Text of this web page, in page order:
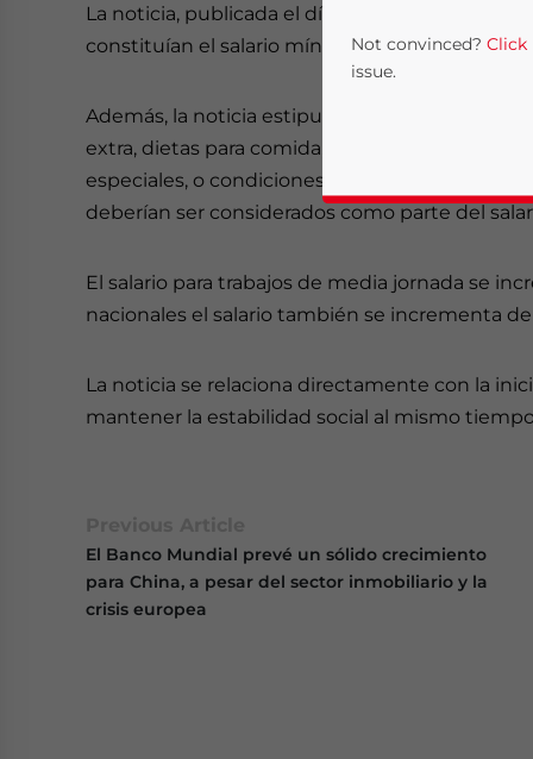
La noticia, publicada el día 4 de este mes,
constituían el salario mínimo en la ciudad, y el
Además, la noticia estipula que las tarifas por
extra, dietas para comida, transporte y
especiales, o condiciones tales como turnos
deberían ser considerados como parte del
El salario para trabajos de media jornada se
nacionales el salario también se incrementa de
La noticia se relaciona directamente con la
mantener la estabilidad social al mismo
El Banco Mundial prevé un sólido crecimiento
para China, a pesar del sector inmobiliario y la
crisis europea
Not convinced? Click
issue.
- case